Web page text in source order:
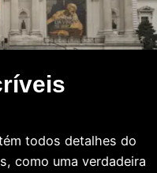
todos detalhes do
como uma verdadeira